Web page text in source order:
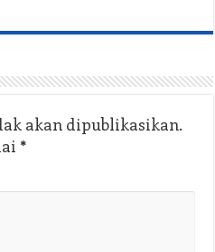
akan dipublikasikan.
*